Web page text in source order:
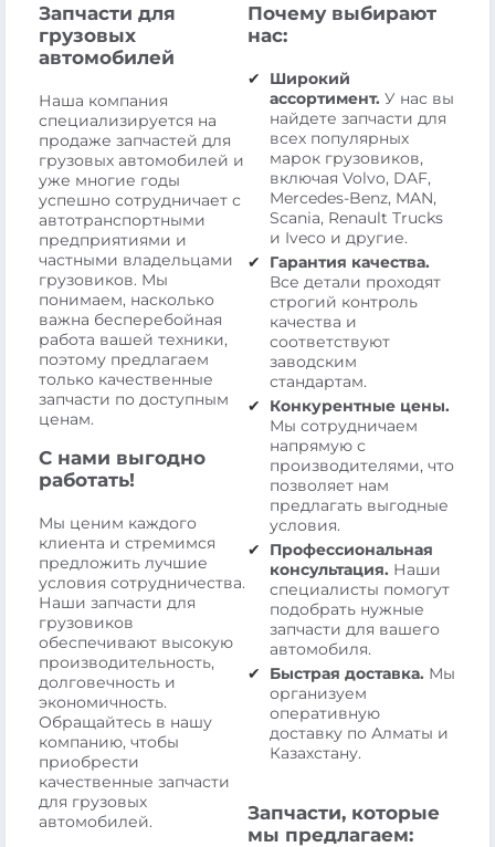
Запчасти для
грузовых
автомобилей
Наша компания
специализируется на
продаже запчастей для
грузовых автомобилей и
уже многие годы
успешно сотрудничает с
автотранспортными
предприятиями и
частными владельцами
грузовиков. Мы
понимаем, насколько
важна бесперебойная
работа вашей техники,
поэтому предлагаем
только качественные
запчасти по доступным
ценам.
С нами выгодно
работать!
Мы ценим каждого
клиента и стремимся
предложить лучшие
условия сотрудничества.
Наши запчасти для
грузовиков
обеспечивают высокую
производительность,
долговечность и
экономичность.
Обращайтесь в нашу
компанию, чтобы
приобрести
качественные запчасти
для грузовых
автомобилей.
Почему выбирают
нас:
Широкий
ассортимент. У нас вы
найдете запчасти для
всех популярных
марок грузовиков,
включая Volvo, DAF,
Mercedes-Benz, MAN,
Scania, Renault Trucks
и Iveco и другие.
Гарантия качества.
Все детали проходят
строгий контроль
качества и
соответствуют
заводским
стандартам.
Конкурентные цены.
Мы сотрудничаем
напрямую с
производителями, что
позволяет нам
предлагать выгодные
условия.
Профессиональная
консультация. Наши
специалисты помогут
подобрать нужные
запчасти для вашего
автомобиля.
Быстрая доставка. Мы
организуем
оперативную
доставку по Алматы и
Казахстану.
Запчасти, которые
мы предлагаем: